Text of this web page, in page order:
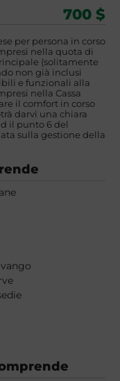
700 $
per persona in corso
nella quota di
(solitamente
non già inclusi
e funzionali alla
nella Cassa
il comfort in corso
darvi una chiara
il punto 6 del
sulla gestione della